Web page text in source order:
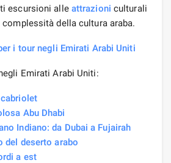
escursioni alle attrazioni culturali
della cultura araba.
i tour negli Emirati Arabi Uniti
Emirati Arabi Uniti:
Abu Dhabi
Indiano: da Dubai a Fujairah
del deserto arabo
a est